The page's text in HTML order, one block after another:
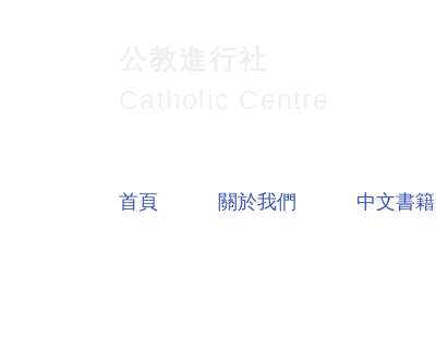
首頁 關於我們 中文書籍